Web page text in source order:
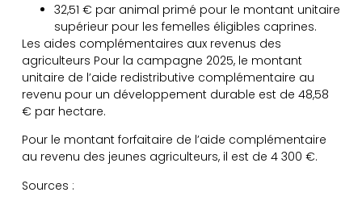
32,51 € par animal primé pour le montant unitaire
supérieur pour les femelles éligibles caprines.
Les aides complémentaires aux revenus des
agriculteurs Pour la campagne 2025, le montant
unitaire de l’aide redistributive complémentaire au
revenu pour un développement durable est de 48,58
€ par hectare.
Pour le montant forfaitaire de l’aide complémentaire
au revenu des jeunes agriculteurs, il est de 4 300 €.
Sources :